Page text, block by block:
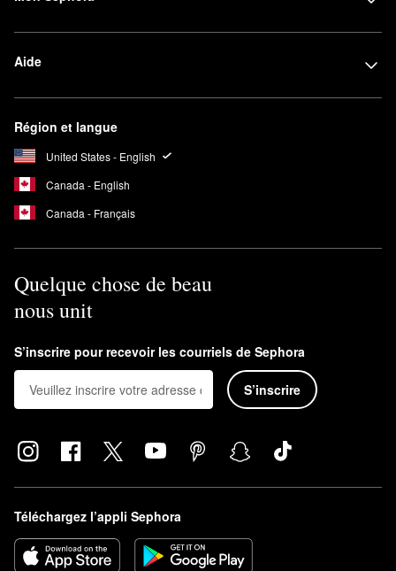
Aide
Région et langue
United States - English
Canada - English
Canada - Français
Quelque chose de beau
nous unit
S’inscrire pour recevoir les courriels de Sephora
S’inscrire
Téléchargez l’appli Sephora